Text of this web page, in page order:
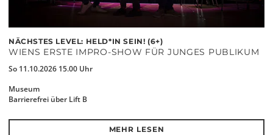
NÄCHSTES LEVEL: HELD*IN SEIN! (6+)
WIENS ERSTE IMPRO-SHOW FÜR JUNGES PUBLIKUM
So 11.10.2026 15.00 Uhr
Museum
Barrierefrei über Lift B
MEHR LESEN